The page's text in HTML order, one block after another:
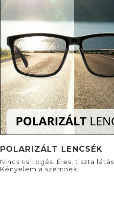
POLARIZÁLT LENCSÉK
Nincs csillogás. Éles, tiszta látás.
Kényelem a szemnek.